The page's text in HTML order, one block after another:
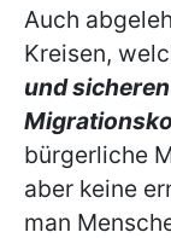
Auch
Kreisen,
und
bürgerliche
aber keine
man